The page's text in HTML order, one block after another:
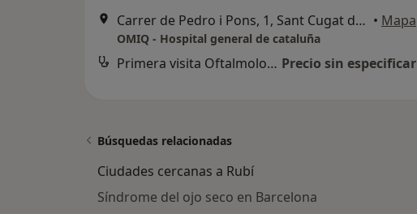
Carrer de Pedro i Pons, 1, Sant Cugat del Vallès • Mapa
OMIQ - Hospital general de cataluña
Primera visita Oftalmología Precio sin especificar
Búsquedas relacionadas
Ciudades cercanas a Rubí
Síndrome del ojo seco en Barcelona